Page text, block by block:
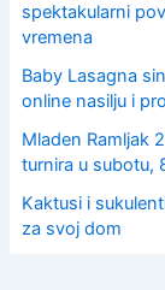
spektakularni
vremena
Baby Lasagna
online nasilju i
Mladen Ramljak
turnira u subotu,
Kaktusi i
za svoj dom